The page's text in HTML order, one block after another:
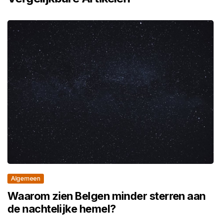
Algemeen
Waarom zien Belgen minder sterren aan
de nachtelijke hemel?